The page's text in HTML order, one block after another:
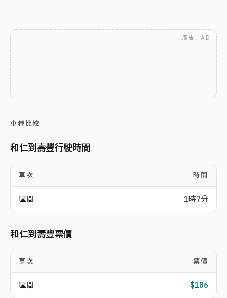
廣告 · AD
車種比較
和仁到壽豐行駛時間
車次 時間
區間 1時7分
和仁到壽豐票價
車次 票價
區間 $106